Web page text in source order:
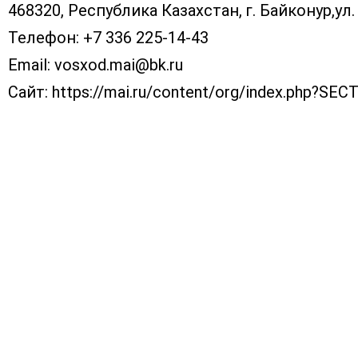
468320, Республика Казахстан, г. Байконур,ул.
Телефон: +7 336 225-14-43
Email: vosxod.mai@bk.ru
Сайт: https://mai.ru/content/org/